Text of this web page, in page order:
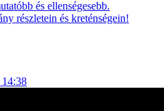
és ellenségesebb.
részletein és kreténségein!
14:38